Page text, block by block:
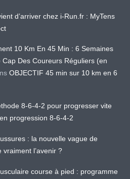
d’arriver chez i-Run.fr : MyTens
10 Km En 45 Min : 6 Semaines
Des Coureurs Réguliers (en
OBJECTIF 45 min sur 10 km en 6
8-6-4-2 pour progresser vite
progression 8-6-4-2
: la nouvelle vague de
vraiment l’avenir ?
course à pied : programme